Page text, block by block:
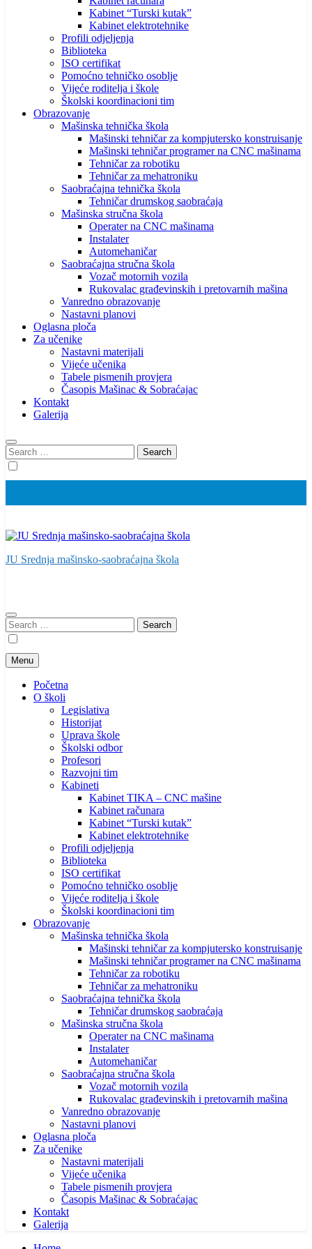
Kabinet “Turski kutak”
Kabinet elektrotehnike
Profili odjeljenja
Biblioteka
ISO certifikat
Pomoćno tehničko osoblje
Vijeće roditelja i škole
Školski koordinacioni tim
Obrazovanje
Mašinska tehnička škola
Mašinski tehničar za kompjutersko konstruisanje
Mašinski tehničar programer na CNC mašinama
Tehničar za robotiku
Tehničar za mehatroniku
Saobraćajna tehnička škola
Tehničar drumskog saobraćaja
Mašinska stručna škola
Operater na CNC mašinama
Instalater
Automehaničar
Saobraćajna stručna škola
Vozač motornih vozila
Rukovalac građevinskih i pretovarnih mašina
Vanredno obrazovanje
Nastavni planovi
Oglasna ploča
Za učenike
Nastavni materijali
Vijeće učenika
Tabele pismenih provjera
Časopis Mašinac & Sobraćajac
Kontakt
Galerija
Search
for:
JU Srednja mašinsko-saobraćajna škola
Search
for:
Menu
Početna
O školi
Legislativa
Historijat
Uprava škole
Školski odbor
Profesori
Razvojni tim
Kabineti
Kabinet TIKA – CNC mašine
Kabinet računara
Kabinet “Turski kutak”
Kabinet elektrotehnike
Profili odjeljenja
Biblioteka
ISO certifikat
Pomoćno tehničko osoblje
Vijeće roditelja i škole
Školski koordinacioni tim
Obrazovanje
Mašinska tehnička škola
Mašinski tehničar za kompjutersko konstruisanje
Mašinski tehničar programer na CNC mašinama
Tehničar za robotiku
Tehničar za mehatroniku
Saobraćajna tehnička škola
Tehničar drumskog saobraćaja
Mašinska stručna škola
Operater na CNC mašinama
Instalater
Automehaničar
Saobraćajna stručna škola
Vozač motornih vozila
Rukovalac građevinskih i pretovarnih mašina
Vanredno obrazovanje
Nastavni planovi
Oglasna ploča
Za učenike
Nastavni materijali
Vijeće učenika
Tabele pismenih provjera
Časopis Mašinac & Sobraćajac
Kontakt
Galerija